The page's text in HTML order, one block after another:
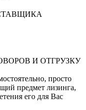
И ОТГРУЗКУ
просто
предмет лизинга,
его для Вас